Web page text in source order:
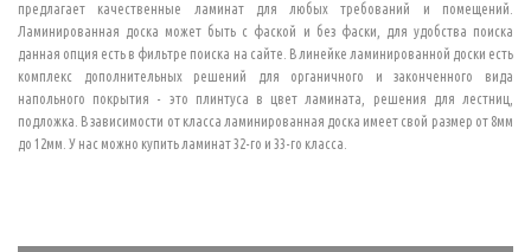
предлагает качественные ламинат для любых требований и помещений.
Ламинированная доска может быть с фаской и без фаски, для удобства поиска
данная опция есть в фильтре поиска на сайте. В линейке ламинированной доски есть
комплекс дополнительных решений для органичного и законченного вида
напольного покрытия - это плинтуса в цвет ламината, решения для лестниц,
подложка. В зависимости от класса ламинированная доска имеет свой размер от 8мм
до 12мм. У нас можно купить ламинат 32-го и 33-го класса.